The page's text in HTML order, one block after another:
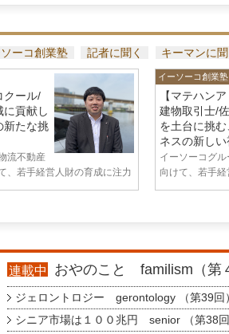
ーコ創業塾 記者に聞く キーマンに
クール/
貢献し
たな挑
流不動産
、若手経営人財の育成に注力
イーソーコ創業塾
【マテハン
建物取引士/
を土台に挑
ネスの新し
イーソーコグ
向けて、若手
連載中 おやのこと familism（第
ジェロントロジー gerontology （第39回
シニア市場は１００兆円 senior （第38